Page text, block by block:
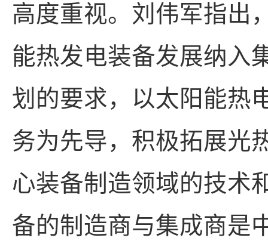
高度重视。刘伟军指出
能热发电装备发展纳入
划的要求，以太阳能热
务为先导，积极拓展光
心装备制造领域的技术
备的制造商与集成商是